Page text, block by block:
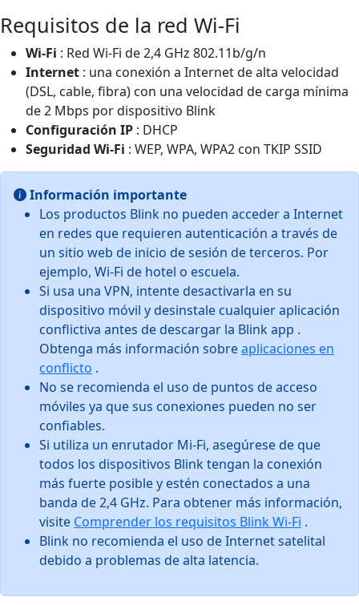
Requisitos de la red Wi-Fi
Wi-Fi : Red Wi-Fi de 2,4 GHz 802.11b/g/n
Internet : una conexión a Internet de alta velocidad
(DSL, cable, fibra) con una velocidad de carga mínima
de 2 Mbps por dispositivo Blink
Configuración IP : DHCP
Seguridad Wi-Fi : WEP, WPA, WPA2 con TKIP SSID
Información importante
Los productos Blink no pueden acceder a Internet
en redes que requieren autenticación a través de
un sitio web de inicio de sesión de terceros. Por
ejemplo, Wi-Fi de hotel o escuela.
Si usa una VPN, intente desactivarla en su
dispositivo móvil y desinstale cualquier aplicación
conflictiva antes de descargar la Blink app .
Obtenga más información sobreaplicaciones en
conflicto .
No se recomienda el uso de puntos de acceso
móviles ya que sus conexiones pueden no ser
confiables.
Si utiliza un enrutador Mi-Fi, asegúrese de que
todos los dispositivos Blink tengan la conexión
más fuerte posible y estén conectados a una
banda de 2,4 GHz. Para obtener más información,
visite Comprender los requisitos Blink Wi-Fi .
Blink no recomienda el uso de Internet satelital
debido a problemas de alta latencia.